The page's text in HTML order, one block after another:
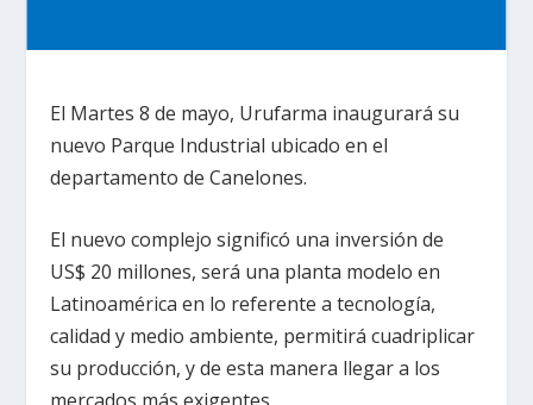
El Martes 8 de mayo, Urufarma inaugurará su
nuevo Parque Industrial ubicado en el
departamento de Canelones.
El nuevo complejo significó una inversión de
US$ 20 millones, será una planta modelo en
Latinoamérica en lo referente a tecnología,
calidad y medio ambiente, permitirá cuadriplicar
su producción, y de esta manera llegar a los